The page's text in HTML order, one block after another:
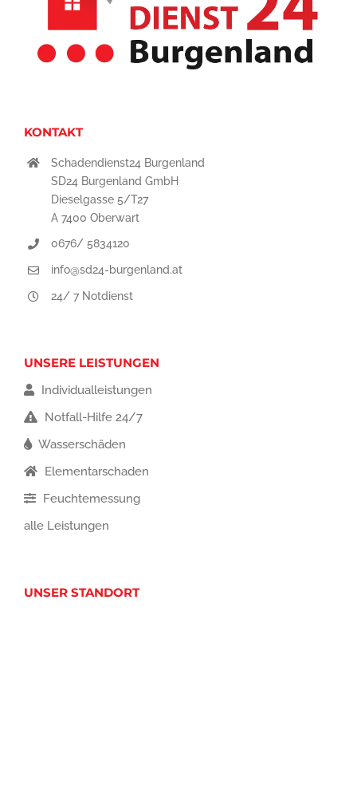
KONTAKT
Schadendienst24 Burgenland
SD24 Burgenland GmbH
Dieselgasse 5/T27
A 7400 Oberwart
0676/ 5834120
info@sd24-burgenland.at
24/ 7 Notdienst
UNSERE LEISTUNGEN
Individualleistungen
Notfall-Hilfe 24/7
Wasserschäden
Elementarschaden
Feuchtemessung
alle Leistungen
UNSER STANDORT